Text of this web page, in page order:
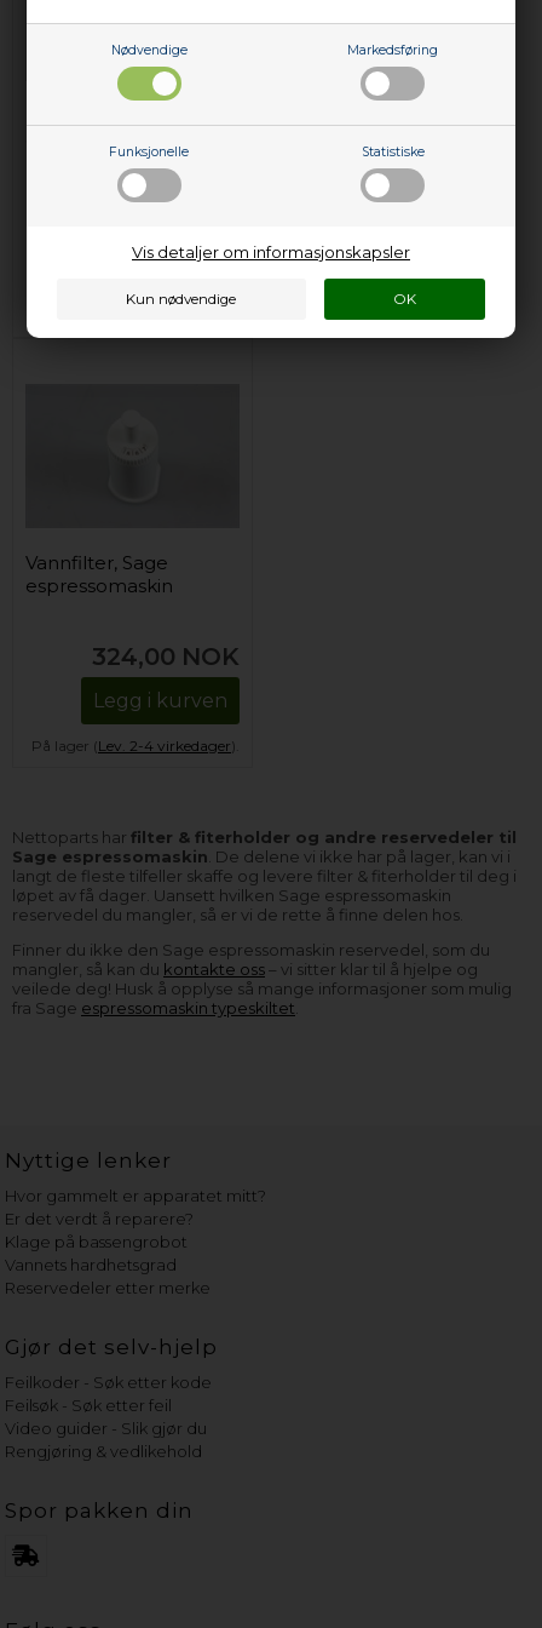
Nødvendige Markedsføring
Funksjonelle Statistiske
Vis detaljer om informasjonskapsler
279,00
Legg i kurven
Lev. 2-4 virkedager).
1.870,00
Legg i kurven
Kun 1 igjen!
virkedager).
Vannfilter, Sage
espressomaskin
324,00 NOK
Legg i kurven
På lager (Lev. 2-4 virkedager).
Nettoparts har filter & fiterholder og andre reservedeler til
Sage espressomaskin . De delene vi ikke har på lager, kan vi i
langt de fleste tilfeller skaffe og levere filter & fiterholder til deg i
løpet av få dager. Uansett hvilken Sage espressomaskin
reservedel du mangler, så er vi de rette å finne delen hos.
Finner du ikke den Sage espressomaskin reservedel, som du
mangler, så kan du kontakte oss– vi sitter klar til å hjelpe og
veilede deg! Husk å opplyse så mange informasjoner som mulig
fra Sage espressomaskin typeskiltet
Nyttige lenker
Hvor gammelt er apparatet mitt?
Er det verdt å reparere?
Klage på bassengrobot
Vannets hardhetsgrad
Reservedeler etter merke
Gjør det selv-hjelp
Feilkoder - Søk etter kode
Feilsøk - Søk etter feil
Video guider - Slik gjør du
Rengjøring & vedlikehold
Spor pakken din